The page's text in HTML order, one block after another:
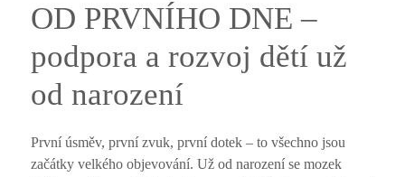
OD PRVNÍHO DNE –
podpora a rozvoj dětí už
od narození
První úsměv, první zvuk, první dotek – to všechno jsou
začátky velkého objevování. Už od narození se mozek